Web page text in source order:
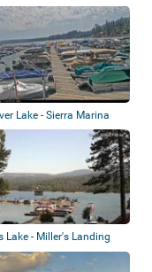
Lake - Sierra Marina
Lake - Miller's Landing
Resort on B...